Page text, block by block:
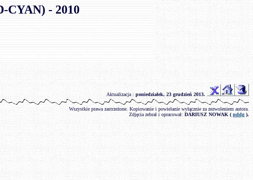
CYAN) - 2010
Aktualizacja : poniedziałek, 23 grudzień 2013.
Wszystkie prawa zastrzeżone. Kopiowanie i powielanie wyłącznie za zezwoleniem autora.
Zdjęcia zebrał i opracował: DARIUSZ NOWAK ( nddg ).